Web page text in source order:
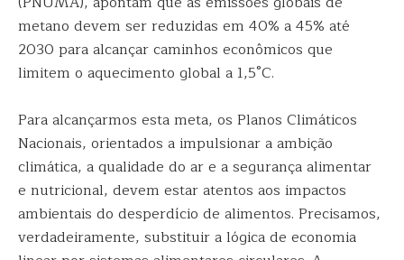
metano devem ser reduzidas em 40% a 45% até
2030 para alcançar caminhos econômicos que
limitem o aquecimento global a 1,5°C.
Para alcançarmos esta meta, os Planos Climáticos
Nacionais, orientados a impulsionar a ambição
climática, a qualidade do ar e a segurança alimentar
e nutricional, devem estar atentos aos impactos
ambientais do desperdício de alimentos. Precisamos,
verdadeiramente, substituir a lógica de economia